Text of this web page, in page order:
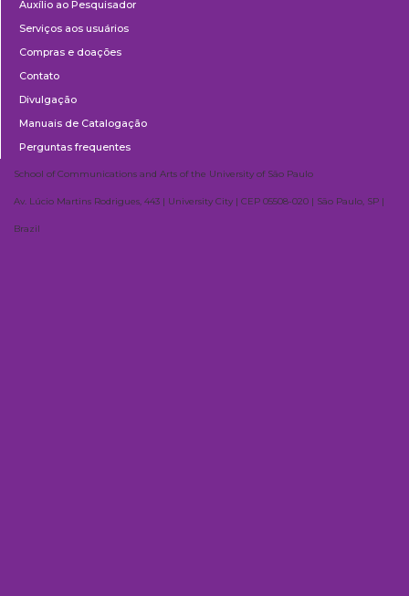
Auxílio ao Pesquisador
Serviços aos usuários
Compras e doações
Contato
Divulgação
Manuais de Catalogação
Perguntas frequentes
School of Communications and Arts of the University of São Paulo
Av. Lúcio Martins Rodrigues, 443 | University City | CEP 05508-020 | São Paulo, SP |
Brazil